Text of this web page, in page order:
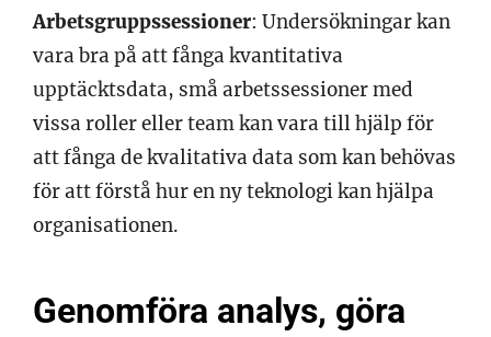
Arbetsgruppssessioner: Undersökningar kan
vara bra på att fånga kvantitativa
upptäcktsdata, små arbetssessioner med
vissa roller eller team kan vara till hjälp för
att fånga de kvalitativa data som kan behövas
för att förstå hur en ny teknologi kan hjälpa
organisationen.
Genomföra analys, göra